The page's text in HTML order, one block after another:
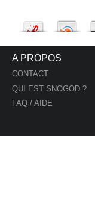
A PROPOS
CONTACT
QUI EST SNOGOD ?
FAQ / AIDE